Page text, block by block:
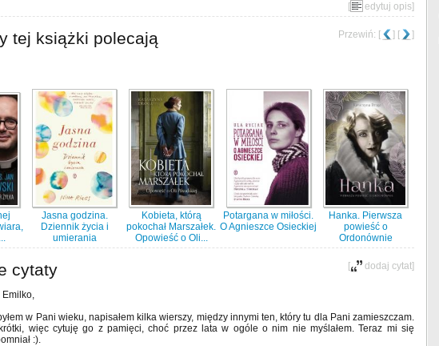
[
edytuj opis]
Przewiń: [ ] [ ]
tej książki polecają
Jasna godzina.
Dziennik życia i
umierania
Kobieta, którą
pokochał Marszałek.
Opowieść o Oli...
Potargana w miłości.
O Agnieszce Osieckiej
Hanka. Pierwsza
powieść o
Ordonównie
[ dodaj cytat]
cytaty
Emilko,
w Pani wieku, napisałem kilka wierszy, między innymi ten, który tu dla Pani zamieszczam.
więc cytuję go z pamięci, choć przez lata w ogóle o nim nie myślałem. Teraz mi się
:).